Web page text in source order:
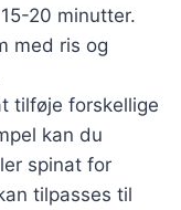
20 minutter.
med ris og
tilføje forskellige
kan du
spinat for
tilpasses til